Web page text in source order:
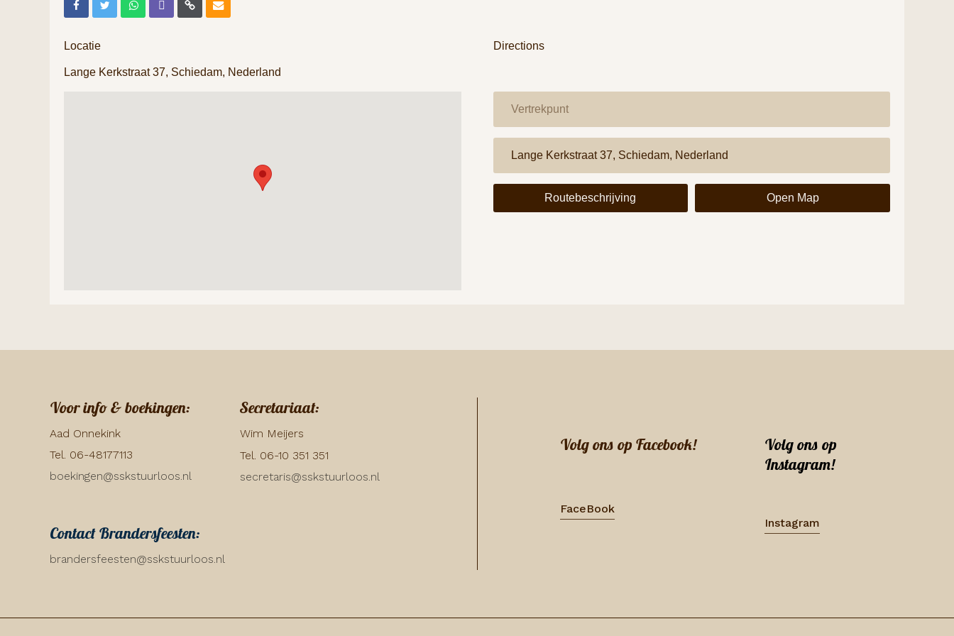
Locatie
Lange Kerkstraat 37, Schiedam, Nederland
Directions
Routebeschrijving Open Map
Voor info & boekingen:
Aad Onnekink
Tel. 06-48177113
boekingen@sskstuurloos.nl
Secretariaat:
Wim Meijers
Tel. 06-10 351 351
secretaris@sskstuurloos.nl
Contact Brandersfeesten:
brandersfeesten@sskstuurloos.nl
Volg ons op Facebook!
FaceBook
Volg ons op
Instagram!
Instagram